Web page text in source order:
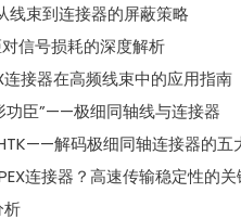
线束到连接器的屏蔽策略
信号损耗的深度解析
接器在高频线束中的应用指南
功臣”——极细同轴线与连接器
解码极细同轴连接器的五
连接器？高速传输稳定性的
析